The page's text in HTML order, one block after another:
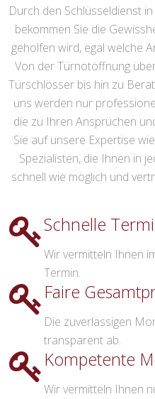
Durch den Schlüsseldienst
bekommen Sie die
geholfen wird, egal welche
Von der Türnotöffnung
Türschlösser bis hin zu
uns werden nur
die zu Ihren Ansprüchen
Sie auf unsere Expertise
Spezialisten, die Ihnen in
schnell wie möglich und
Schnelle
Wir vermitteln Ihnen
Termin.
Faire
Die zuverlässigen
transparent ab.
Kompetente
Wir vermitteln Ihnen